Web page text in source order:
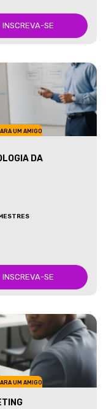
INSCREVA-SE
UM AMIGO
DA
INSCREVA-SE
UM AMIGO